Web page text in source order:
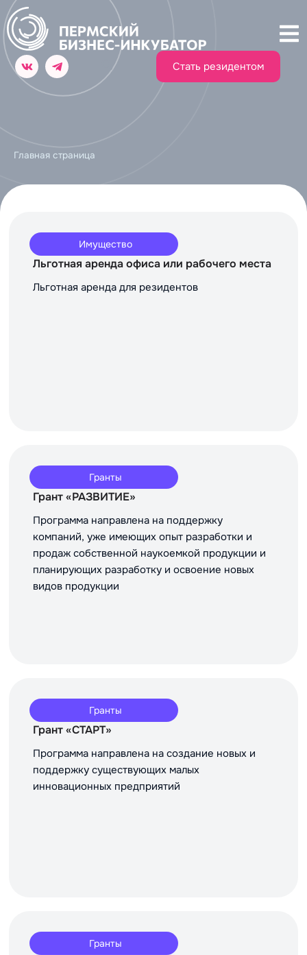
Стать резидентом
Главная страница
Имущество
Льготная аренда офиса или рабочего места
Льготная аренда для резидентов
Гранты
Грант «РАЗВИТИЕ»
Программа направлена на поддержку
компаний, уже имеющих опыт разработки и
продаж собственной наукоемкой продукции и
планирующих разработку и освоение новых
видов продукции
Гранты
Грант «СТАРТ»
Программа направлена на создание новых и
поддержку существующих малых
инновационных предприятий
Гранты